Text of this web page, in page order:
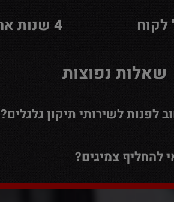
4 שנות אחריות
שאלות נפוצות
לפנות לשירותי תיקון גלגלים?
להחליף צמיגים?